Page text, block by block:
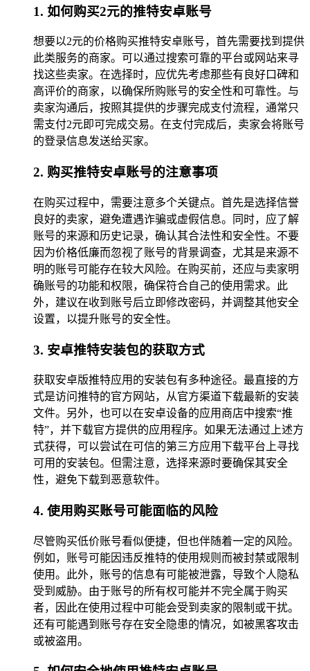
1. 如何购买2元的推特安卓账号
想要以2元的价格购买推特安卓账号，首先需要找到提供
此类服务的商家。可以通过搜索可靠的平台或网站来寻
找这些卖家。在选择时，应优先考虑那些有良好口碑和
高评价的商家，以确保所购账号的安全性和可靠性。与
卖家沟通后，按照其提供的步骤完成支付流程，通常只
需支付2元即可完成交易。在支付完成后，卖家会将账号
的登录信息发送给买家。
2. 购买推特安卓账号的注意事项
在购买过程中，需要注意多个关键点。首先是选择信誉
良好的卖家，避免遭遇诈骗或虚假信息。同时，应了解
账号的来源和历史记录，确认其合法性和安全性。不要
因为价格低廉而忽视了账号的背景调查，尤其是来源不
明的账号可能存在较大风险。在购买前，还应与卖家明
确账号的功能和权限，确保符合自己的使用需求。此
外，建议在收到账号后立即修改密码，并调整其他安全
设置，以提升账号的安全性。
3. 安卓推特安装包的获取方式
获取安卓版推特应用的安装包有多种途径。最直接的方
式是访问推特的官方网站，从官方渠道下载最新的安装
文件。另外，也可以在安卓设备的应用商店中搜索“推
特”，并下载官方提供的应用程序。如果无法通过上述方
式获得，可以尝试在可信的第三方应用下载平台上寻找
可用的安装包。但需注意，选择来源时要确保其安全
性，避免下载到恶意软件。
4. 使用购买账号可能面临的风险
尽管购买低价账号看似便捷，但也伴随着一定的风险。
例如，账号可能因违反推特的使用规则而被封禁或限制
使用。此外，账号的信息有可能被泄露，导致个人隐私
受到威胁。由于账号的所有权可能并不完全属于购买
者，因此在使用过程中可能会受到卖家的限制或干扰。
还有可能遇到账号存在安全隐患的情况，如被黑客攻击
或被盗用。